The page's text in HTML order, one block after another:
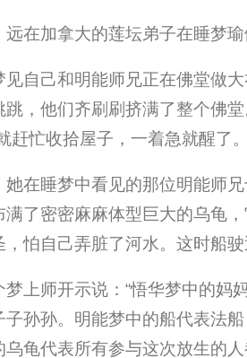
在加拿大的莲坛弟子在睡梦
见自己和明能师兄正在佛堂做
跳，他们齐刷刷挤满了整个佛
赶忙收拾屋子，一着急就醒了。
她在睡梦中看见的那位明能师
满了密密麻麻体型巨大的乌龟
，怕自己弄脏了河水。这时船
梦上师开示说：“悟华梦中的妈
子孙孙。明能梦中的船代表法
乌龟代表所有参与这次放生的